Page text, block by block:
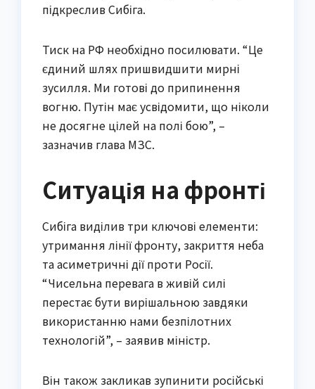
підкреслив Сибіга.
Тиск на РФ необхідно посилювати. “Це
єдиний шлях пришвидшити мирні
зусилля. Ми готові до припинення
вогню. Путін має усвідомити, що ніколи
не досягне цілей на полі бою”, –
зазначив глава МЗС.
Ситуація на фронті
Сибіга виділив три ключові елементи:
утримання лінії фронту, закриття неба
та асиметричні дії проти Росії.
“Чисельна перевага в живій силі
перестає бути вирішальною завдяки
використанню нами безпілотних
технологій”, – заявив міністр.
Він також закликав зупинити російські